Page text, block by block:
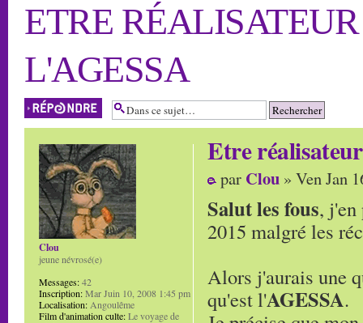
ETRE
L'AGESSA
Répondre
Etre
par Clou » Ven Jan
Salut les fous, j'en
2015 malgré les
Alors j'aurais une
qu'est l'AGESSA.
Clou
jeune névrosé(e)
Messages:42
Inscription:Mar Juin 10, 2008 1:45 pm
Localisation: Angoulême
Film d'animation culte:Le voyage de